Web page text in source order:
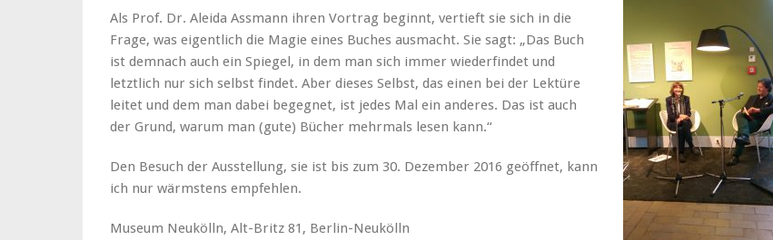
Als Prof. Dr. Aleida Assmann ihren Vortrag beginnt, vertieft sie sich in die
Frage, was eigentlich die Magie eines Buches ausmacht. Sie sagt: „Das Buch
ist demnach auch ein Spiegel, in dem man sich immer wiederfindet und
letztlich nur sich selbst findet. Aber dieses Selbst, das einen bei der Lektüre
leitet und dem man dabei begegnet, ist jedes Mal ein anderes. Das ist auch
der Grund, warum man (gute) Bücher mehrmals lesen kann.“
Den Besuch der Ausstellung, sie ist bis zum 30. Dezember 2016 geöffnet, kann
ich nur wärmstens empfehlen.
Museum Neukölln, Alt-Britz 81, Berlin-Neukölln